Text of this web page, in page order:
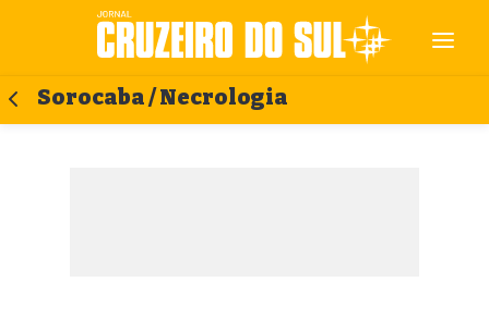
Sorocaba / Necrologia